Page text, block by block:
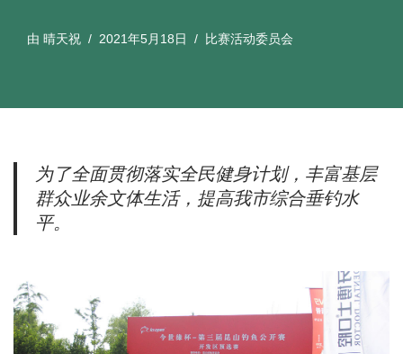
由 晴天祝 2021年5月18日 比赛活动委员会
为了全面贯彻落实全民健身计划，丰富基层
群众业余文体生活，提高我市综合垂钓水
平。